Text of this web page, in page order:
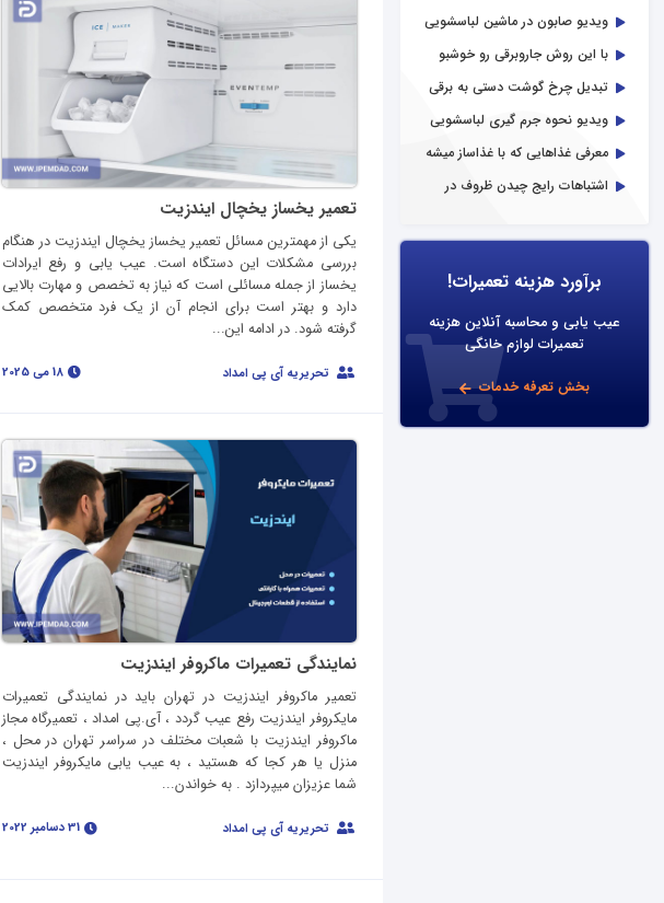
ویدیو صابون در ماشین لباسشویی
با این روش جاروبرقی رو خوشبو
تبدیل چرخ گوشت دستی به برقی
ویدیو نحوه جرم گیری لباسشویی
معرفی غذاهایی که با غذاساز میشه
اشتباهات رایج چیدن ظروف در
برآورد هزینه تعمیرات!
عیب یابی و محاسبه آنلاین هزینه
تعمیرات لوازم خانگی
بخش تعرفه خدمات
تعمیر یخساز یخچال ایندزیت
یکی از مهمترین مسائل تعمیر یخساز یخچال ایندزیت در هنگام
بررسی مشکلات این دستگاه است. عیب یابی و رفع ایرادات
یخساز از جمله مسائلی است که نیاز به تخصص و مهارت بالایی
دارد و بهتر است برای انجام آن از یک فرد متخصص کمک
گرفته شود. در ادامه این...
تحریریه آی پی امداد 18 می 2025
نمایندگی تعمیرات ماکروفر ایندزیت
تعمیر ماکروفر ایندزیت در تهران باید در نمایندگی تعمیرات
مایکروفر ایندزیت رفع عیب گردد ، آی.پی امداد ، تعمیرگاه مجاز
ماکروفر ایندزیت با شعبات مختلف در سراسر تهران در محل ،
منزل یا هر کجا که هستید ، به عیب یابی مایکروفر ایندزیت
شما عزیزان میپردازد . به خواندن...
تحریریه آی پی امداد 31 دسامبر 2022